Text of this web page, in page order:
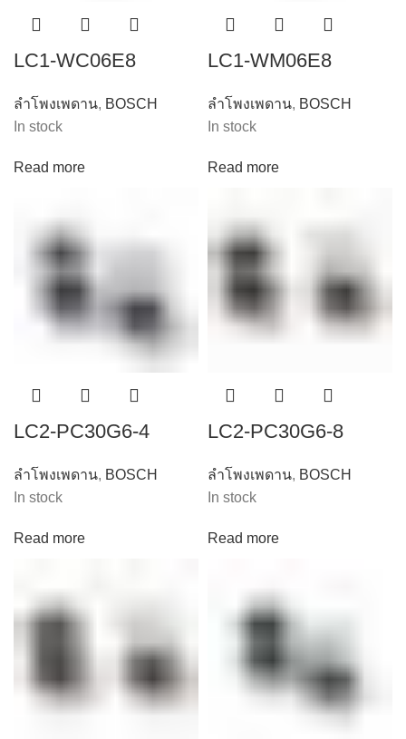
LC1-WC06E8
ลำโพงเพดาน, BOSCH
In stock
Read more
LC1-WM06E8
ลำโพงเพดาน, BOSCH
In stock
Read more
LC2-PC30G6-4
ลำโพงเพดาน, BOSCH
In stock
Read more
LC2-PC30G6-8
ลำโพงเพดาน, BOSCH
In stock
Read more